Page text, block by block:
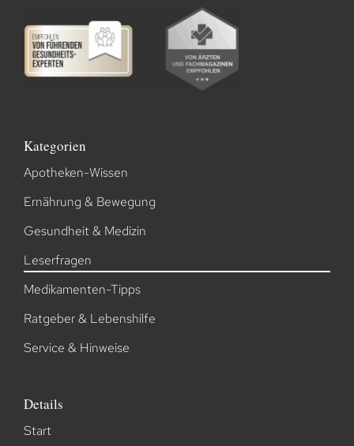
Kategorien
Apotheken-Wissen
Ernährung & Bewegung
Gesundheit & Medizin
Leserfragen
Medikamenten-Tipps
Ratgeber & Lebenshilfe
Service & Hinweise
Details
Start